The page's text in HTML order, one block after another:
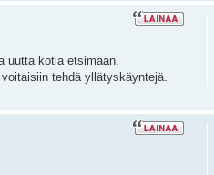
uutta kotia etsimään.
tehdä yllätyskäyntejä.